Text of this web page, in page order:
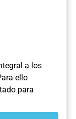
a los
ello
para